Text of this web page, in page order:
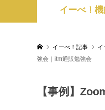
イーべ！
イーべ！記事 イ
強会｜itm通販勉強会
【事例】